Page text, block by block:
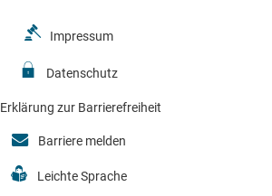
Impressum
Datenschutz
Erklärung zur Barrierefreiheit
Barriere melden
Leichte Sprache